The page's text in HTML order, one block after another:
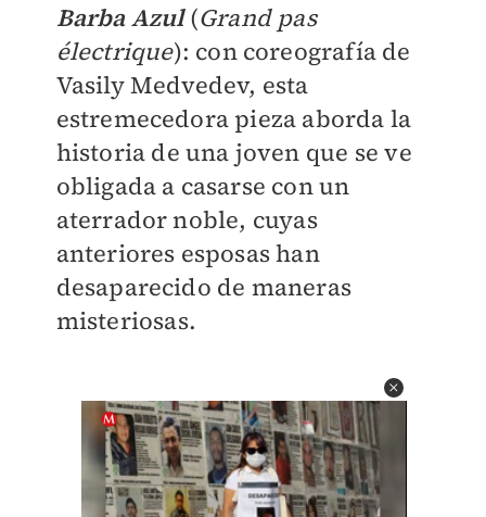
Barba Azul(Grand pas
électrique): con coreografía de
Vasily Medvedev, esta
estremecedora pieza aborda la
historia de una joven que se ve
obligada a casarse con un
aterrador noble, cuyas
anteriores esposas han
desaparecido de maneras
misteriosas.